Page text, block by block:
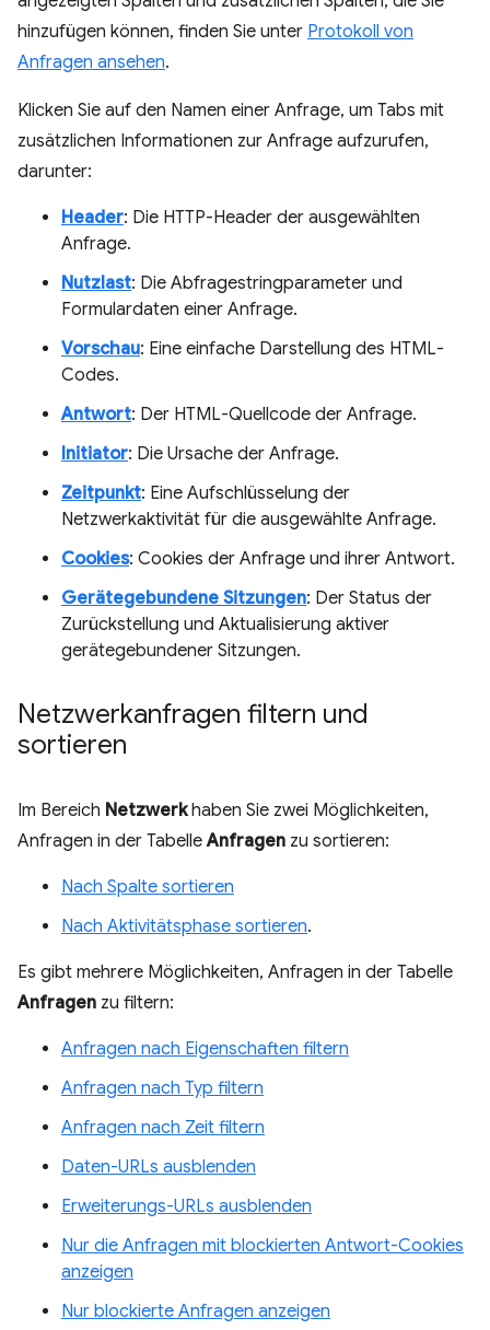
hinzufügen können, finden Sie unter Protokoll von
Anfragen ansehen.
Klicken Sie auf den Namen einer Anfrage, um Tabs mit
zusätzlichen Informationen zur Anfrage aufzurufen,
darunter:
Header: Die HTTP-Header der ausgewählten
Anfrage.
Nutzlast: Die Abfragestringparameter und
Formulardaten einer Anfrage.
Vorschau: Eine einfache Darstellung des HTML-
Codes.
Antwort: Der HTML-Quellcode der Anfrage.
Initiator: Die Ursache der Anfrage.
Zeitpunkt: Eine Aufschlüsselung der
Netzwerkaktivität für die ausgewählte Anfrage.
Cookies: Cookies der Anfrage und ihrer Antwort.
Gerätegebundene Sitzungen: Der Status der
Zurückstellung und Aktualisierung aktiver
gerätegebundener Sitzungen.
Netzwerkanfragen filtern und
sortieren
Im Bereich Netzwerkhaben Sie zwei Möglichkeiten,
Anfragen in der TabelleAnfragen zu sortieren:
Nach Spalte sortieren
Nach Aktivitätsphase sortieren.
Es gibt mehrere Möglichkeiten, Anfragen in der Tabelle
Anfragen zu filtern:
Anfragen nach Eigenschaften filtern
Anfragen nach Typ filtern
Anfragen nach Zeit filtern
Daten-URLs ausblenden
Erweiterungs-URLs ausblenden
Nur die Anfragen mit blockierten Antwort-Cookies
anzeigen
Nur blockierte Anfragen anzeigen